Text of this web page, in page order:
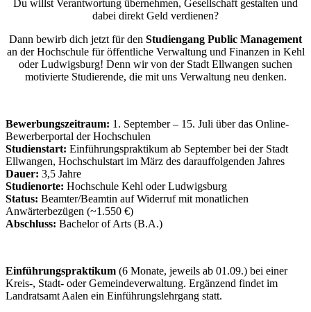
Du willst Verantwortung übernehmen, Gesellschaft gestalten und
dabei direkt Geld verdienen?
Dann bewirb dich jetzt für den Studiengang Public Management
an der Hochschule für öffentliche Verwaltung und Finanzen in Kehl
oder Ludwigsburg! Denn wir von der Stadt Ellwangen suchen
motivierte Studierende, die mit uns Verwaltung neu denken.
Bewerbungszeitraum: 1. September – 15. Juli über das Online-
Bewerberportal der Hochschulen
Studienstart: Einführungspraktikum ab September bei der Stadt
Ellwangen, Hochschulstart im März des darauffolgenden Jahres
Dauer: 3,5 Jahre
Studienorte: Hochschule Kehl oder Ludwigsburg
Status: Beamter/Beamtin auf Widerruf mit monatlichen
Anwärterbezügen (~1.550 €)
Abschluss: Bachelor of Arts (B.A.)
Einführungspraktikum (6 Monate, jeweils ab 01.09.) bei einer
Kreis-, Stadt- oder Gemeindeverwaltung. Ergänzend findet im
Landratsamt Aalen ein Einführungslehrgang statt.